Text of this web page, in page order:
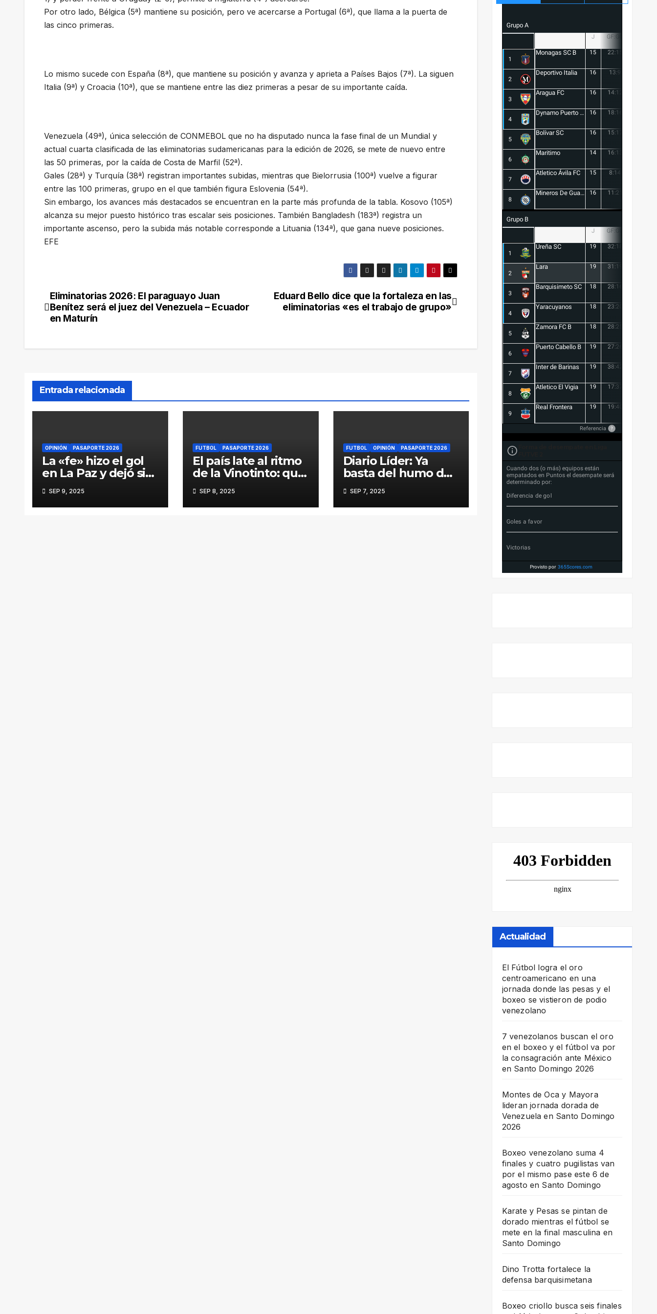
Por otro lado, Bélgica (5ª) mantiene su posición, pero ve acercarse a Portugal (6ª), que llama a la puerta de
las cinco primeras.
Lo mismo sucede con España (8ª), que mantiene su posición y avanza y aprieta a Países Bajos (7ª). La siguen
Italia (9ª) y Croacia (10ª), que se mantiene entre las diez primeras a pesar de su importante caída.
Venezuela (49ª), única selección de CONMEBOL que no ha disputado nunca la fase final de un Mundial y
actual cuarta clasificada de las eliminatorias sudamericanas para la edición de 2026, se mete de nuevo entre
las 50 primeras, por la caída de Costa de Marfil (52ª).
Gales (28ª) y Turquía (38ª) registran importantes subidas, mientras que Bielorrusia (100ª) vuelve a figurar
entre las 100 primeras, grupo en el que también figura Eslovenia (54ª).
Sin embargo, los avances más destacados se encuentran en la parte más profunda de la tabla. Kosovo (105ª)
alcanza su mejor puesto histórico tras escalar seis posiciones. También Bangladesh (183ª) registra un
importante ascenso, pero la subida más notable corresponde a Lituania (134ª), que gana nueve posiciones.
EFE
Navegación
de
Eduard Bello dice que la fortaleza en las
eliminatorias «es el trabajo de grupo»
Eliminatorias 2026: El paraguayo Juan
Benítez será el juez del Venezuela – Ecuador
en Maturín
Entrada relacionada
OPINIÓN PASAPORTE 2026
La «fe» hizo el gol
en La Paz y dejó sin
aire a Maturín
SEP 9, 2025
FUTBOL PASAPORTE 2026
El país late al ritmo
de la Vinotinto: que
el corazón haga lo
que la estrategia no
pudo
SEP 8, 2025
FUTBOL OPINIÓN PASAPORTE 2026
Diario Líder: Ya
basta del humo de
Batista
SEP 7, 2025
Grupo A
J GF:GC
1
Monagas SC B 15 22:15
2
Deportivo Italia 16 13:9
3
Aragua FC 16 14:12
4
Dynamo Puerto FC 16 18:16
5
Bolívar SC 16 15:17
6
Maritimo 14 16:13
7
Atletico Ávila FC 15 8:14
8
Mineros De Guayana 16 11:21
Grupo B
J GF:GC
1
Ureña SC 19 32:18
2
Lara 19 31:19
3
Barquisimeto SC 18 28:16
4
Yaracuyanos 18 23:20
5
Zamora FC B 18 28:25
6
Puerto Cabello B 19 27:26
7
Inter de Barinas 19 38:42
8
Atletico El Vigia 19 17:37
9
Real Frontera 19 19:40
Referencia ?
Cuando dos (o más) equipos están
empatados en Puntos el desempate será
determinado por:
Diferencia de gol
Goles a favor
Victorias
Provisto por 365Scores.com
Actualidad
El Fútbol logra el oro
centroamericano en una
jornada donde las pesas y el
boxeo se vistieron de podio
venezolano
7 venezolanos buscan el oro
en el boxeo y el fútbol va por
la consagración ante México
en Santo Domingo 2026
Montes de Oca y Mayora
lideran jornada dorada de
Venezuela en Santo Domingo
2026
Boxeo venezolano suma 4
finales y cuatro pugilistas van
por el mismo pase este 6 de
agosto en Santo Domingo
Karate y Pesas se pintan de
dorado mientras el fútbol se
mete en la final masculina en
Santo Domingo
Dino Trotta fortalece la
defensa barquisimetana
Boxeo criollo busca seis finales